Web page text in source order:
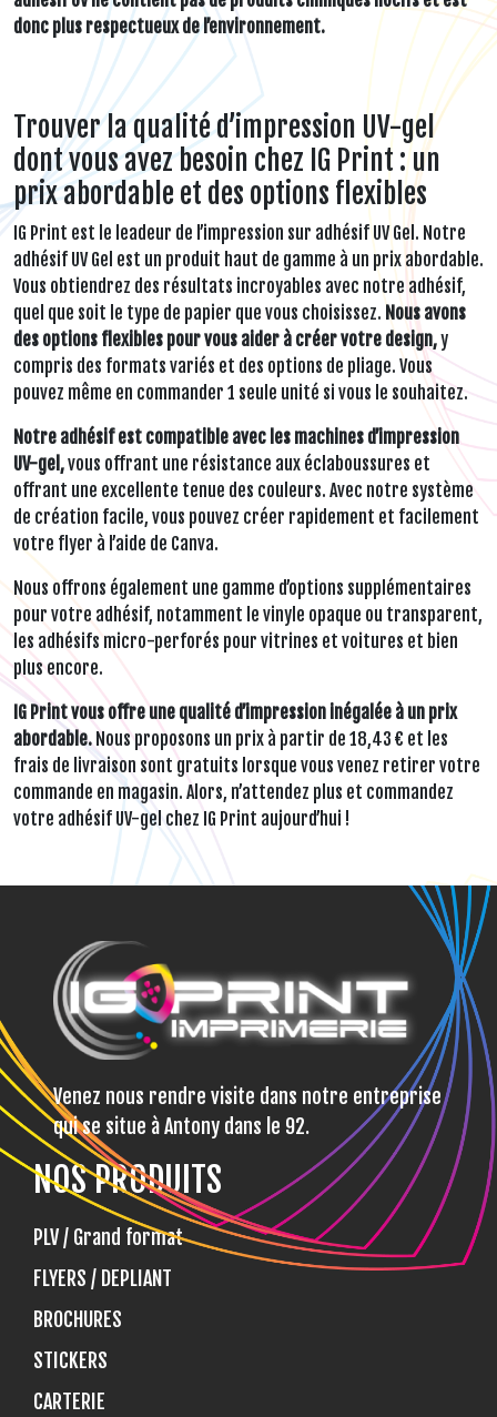
donc plus respectueux de l’environnement.
Trouver la qualité d’impression UV-gel
dont vous avez besoin chez IG Print : un
prix abordable et des options flexibles
IG Print est le leadeur de l’impression sur adhésif UV Gel. Notre
adhésif UV Gel est un produit haut de gamme à un prix abordable.
Vous obtiendrez des résultats incroyables avec notre adhésif,
quel que soit le type de papier que vous choisissez. Nous avons
des options flexibles pour vous aider à créer votre design,y
compris des formats variés et des options de pliage. Vous
pouvez même en commander 1 seule unité si vous le souhaitez.
Notre adhésif est compatible avec les machines d’impression
UV-gel,vous offrant une résistance aux éclaboussures et
offrant une excellente tenue des couleurs. Avec notre système
de création facile, vous pouvez créer rapidement et facilement
votre flyer à l’aide de Canva.
Nous offrons également une gamme d’options supplémentaires
pour votre adhésif, notamment le vinyle opaque ou transparent,
les adhésifs micro-perforés pour vitrines et voitures et bien
plus encore.
IG Print vous offre une qualité d’impression inégalée à un prix
abordable. Nous proposons un prix à partir de 18,43 € et les
frais de livraison sont gratuits lorsque vous venez retirer votre
commande en magasin. Alors, n’attendez plus et commandez
votre adhésif UV-gel chez IG Print aujourd’hui !
Venez nous rendre visite dans notre entreprise
qui se situe à Antony dans le 92.
NOS PRODUITS
PLV / Grand format
FLYERS / DEPLIANT
BROCHURES
STICKERS
CARTERIE